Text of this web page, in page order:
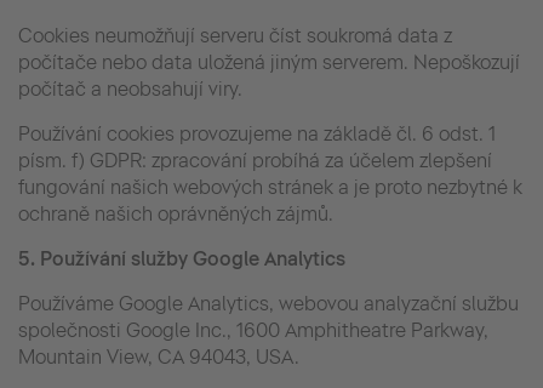
Cookies neumožňují serveru číst soukromá data z
počítače nebo data uložená jiným serverem. Nepoškozují
počítač a neobsahují viry.
Používání cookies provozujeme na základě čl. 6 odst. 1
písm. f) GDPR: zpracování probíhá za účelem zlepšení
fungování našich webových stránek a je proto nezbytné k
ochraně našich oprávněných zájmů.
5. Používání služby Google Analytics
Používáme Google Analytics, webovou analyzační službu
společnosti Google Inc., 1600 Amphitheatre Parkway,
Mountain View, CA 94043, USA.